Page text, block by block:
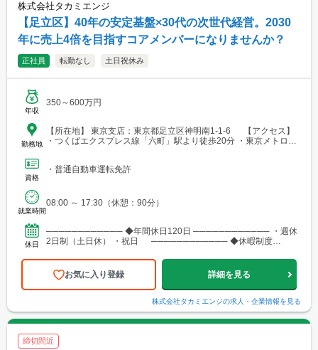
株式会社タカミエンジ
【足立区】40年の安定基盤×30代の次世代経営。2030
年に売上4倍を目指すコアメンバーになりませんか？
正社員 転勤なし 土日祝休み
年収
350～600万円
勤務地
【所在地】 東京支店：東京都足立区神明南1-1-6 【アクセス】
・つくばエクスプレス線「六町」駅より徒歩20分 ・東京メトロ千
資格
・普通自動車運転免許
就業時間
08:00 ～ 17:30（休憩：90分）
休日
──────────── ◆年間休日120日 ──────────── ・週休
2日制（土日休） ・祝日 ──────────── ◆休暇制度
お気に入り登録 詳細を見る
株式会社タカミエンジの求人・企業情報を見る
締切間近